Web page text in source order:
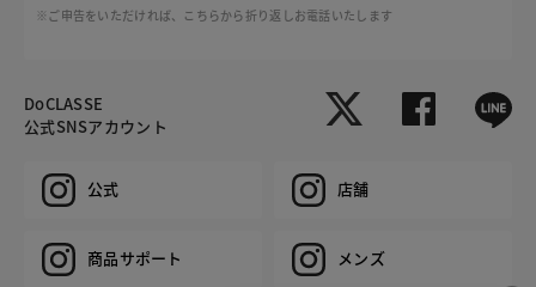
※ご申告をいただければ、こちらから折り返しお電話いたします
DoCLASSE
公式SNSアカウント
公式 店舗
商品サポート メンズ